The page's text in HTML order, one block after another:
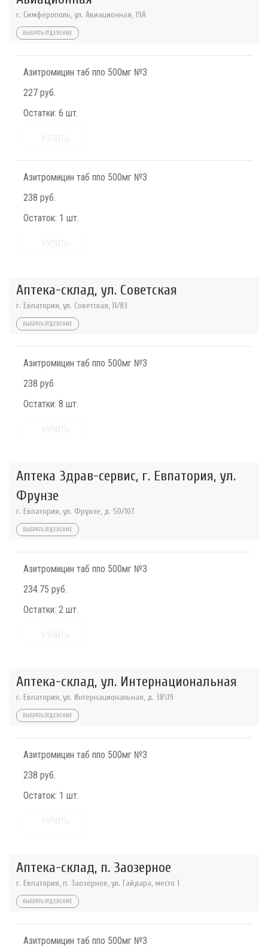
г. Симферополь, ул. Авиационная, 19А
ВЫБРАТЬ ОТДЕЛЕНИЕ
Азитромицин таб ппо 500мг №3
227 руб.
Остатки: 6 шт.
Азитромицин таб ппо 500мг №3
238 руб.
Остаток: 1 шт.
Аптека-склад, ул. Советская
г. Евпатория, ул. Советская, 11/83
ВЫБРАТЬ ОТДЕЛЕНИЕ
Азитромицин таб ппо 500мг №3
238 руб.
Остатки: 8 шт.
Аптека Здрав-сервис, г. Евпатория, ул.
Фрунзе
г. Евпатория, ул. Фрунзе, д. 50/107
ВЫБРАТЬ ОТДЕЛЕНИЕ
Азитромицин таб ппо 500мг №3
234.75 руб.
Остатки: 2 шт.
Аптека-склад, ул. Интернациональная
г. Евпатория, ул. Интернациональная, д. 38\19
ВЫБРАТЬ ОТДЕЛЕНИЕ
Азитромицин таб ппо 500мг №3
238 руб.
Остаток: 1 шт.
Аптека-склад, п. Заозерное
г. Евпатория, п. Заозерное, ул. Гайдара, место 1
ВЫБРАТЬ ОТДЕЛЕНИЕ
Азитромицин таб ппо 500мг №3